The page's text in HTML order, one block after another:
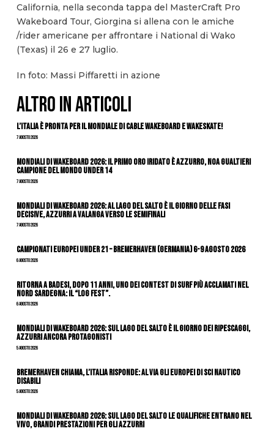
California, nella seconda tappa del MasterCraft Pro
Wakeboard Tour, Giorgina si allena con le amiche
/rider americane per affrontare i National di Wako
(Texas) il 26 e 27 luglio.
In foto: Massi Piffaretti in azione
ALTRO IN ARTICOLI
L’Italia è pronta per il Mondiale di Cable Wakeboard e Wakeskate!
7 Agosto 2026
Mondiali di Wakeboard 2026: il primo oro iridato è azzurro, Noa Gualtieri
campione del mondo Under 14
7 Agosto 2026
Mondiali di Wakeboard 2026: al Lago del Salto è il giorno delle fasi
decisive, azzurri a valanga verso le semifinali
7 Agosto 2026
Campionati Europei Under 21 – Bremerhaven (Germania) 6-9 agosto 2026
6 Agosto 2026
Ritorna a Badesi, dopo 11 anni, uno dei contest di surf più acclamati nel
nord Sardegna: il “Log Fest”.
6 Agosto 2026
Mondiali di Wakeboard 2026: sul Lago del Salto è il giorno dei ripescaggi,
azzurri ancora protagonisti
5 Agosto 2026
Bremerhaven chiama, l’Italia risponde: al via gli Europei di Sci Nautico
Disabili
5 Agosto 2026
Mondiali di Wakeboard 2026: sul Lago del Salto le qualifiche entrano nel
vivo, grandi prestazioni per gli azzurri